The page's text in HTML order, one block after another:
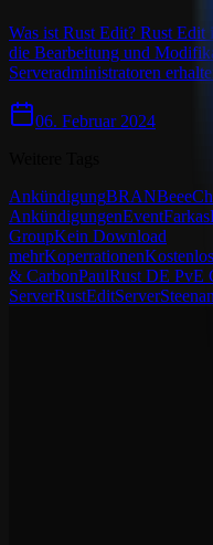
Was ist Rust Edit? Rust Edit
die Bearbeitung und
Serveradministratoren
06. Februar 2024
AnkündigungBRANBeee
AnkündigungenEventFarkas
GroupKein Download
mehrKoperrationenKostenlos
& CarbonPaulRust DE PvE
ServerRustEditServer